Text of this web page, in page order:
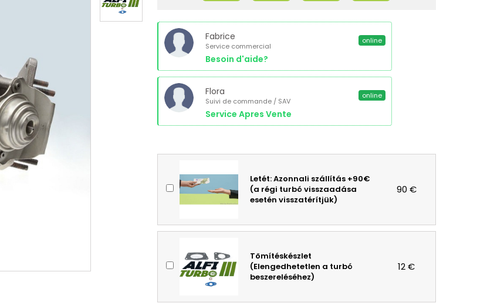
Fabrice
Service commercial
Besoin d'aide?
online
Flora
Suivi de commande / SAV
Service Apres Vente
online
Letét: Azonnali szállítás +90€
(a régi turbó visszaadása
esetén visszatérítjük)
90 €
Tömítéskészlet
(Elengedhetetlen a turbó
beszereléséhez)
12 €